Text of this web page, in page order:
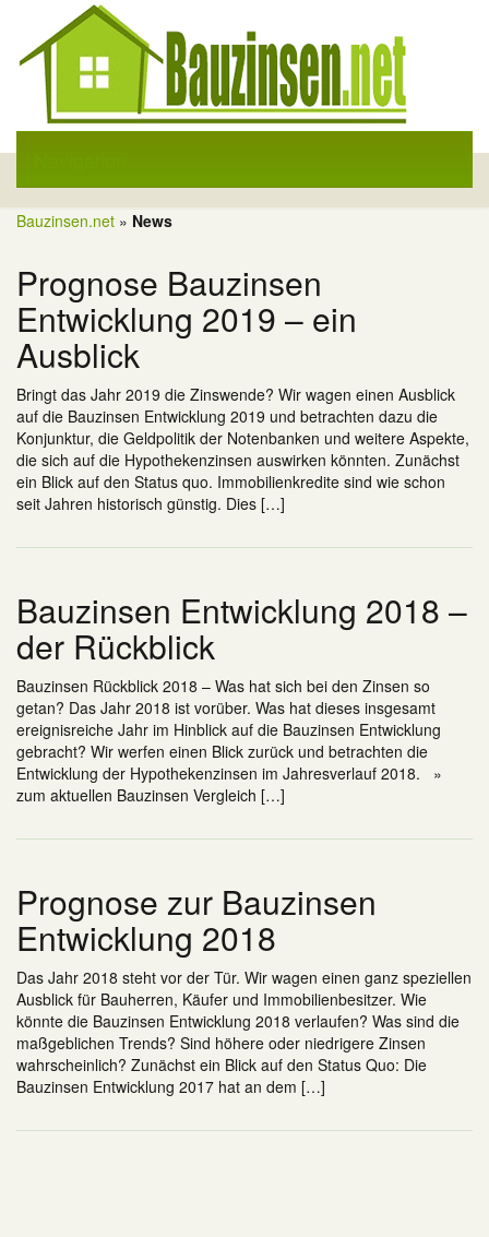
Bauzinsen.net » News
Prognose Bauzinsen
Entwicklung 2019 – ein
Ausblick
Bringt das Jahr 2019 die Zinswende? Wir wagen einen Ausblick
auf die Bauzinsen Entwicklung 2019 und betrachten dazu die
Konjunktur, die Geldpolitik der Notenbanken und weitere Aspekte,
die sich auf die Hypothekenzinsen auswirken könnten. Zunächst
ein Blick auf den Status quo. Immobilienkredite sind wie schon
seit Jahren historisch günstig. Dies […]
Bauzinsen Entwicklung 2018 –
der Rückblick
Bauzinsen Rückblick 2018 – Was hat sich bei den Zinsen so
getan? Das Jahr 2018 ist vorüber. Was hat dieses insgesamt
ereignisreiche Jahr im Hinblick auf die Bauzinsen Entwicklung
gebracht? Wir werfen einen Blick zurück und betrachten die
Entwicklung der Hypothekenzinsen im Jahresverlauf 2018. »
zum aktuellen Bauzinsen Vergleich […]
Prognose zur Bauzinsen
Entwicklung 2018
Das Jahr 2018 steht vor der Tür. Wir wagen einen ganz speziellen
Ausblick für Bauherren, Käufer und Immobilienbesitzer. Wie
könnte die Bauzinsen Entwicklung 2018 verlaufen? Was sind die
maßgeblichen Trends? Sind höhere oder niedrigere Zinsen
wahrscheinlich? Zunächst ein Blick auf den Status Quo: Die
Bauzinsen Entwicklung 2017 hat an dem […]